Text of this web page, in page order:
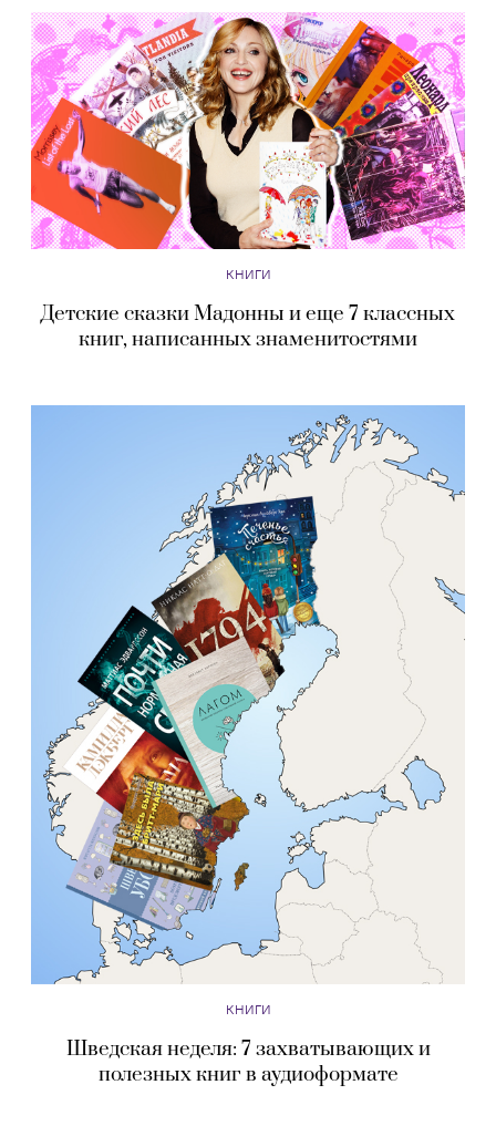
КНИГИ
Детские сказки Мадонны и еще 7 классных
книг, написанных знаменитостями
КНИГИ
Шведская неделя: 7 захватывающих и
полезных книг в аудиоформате